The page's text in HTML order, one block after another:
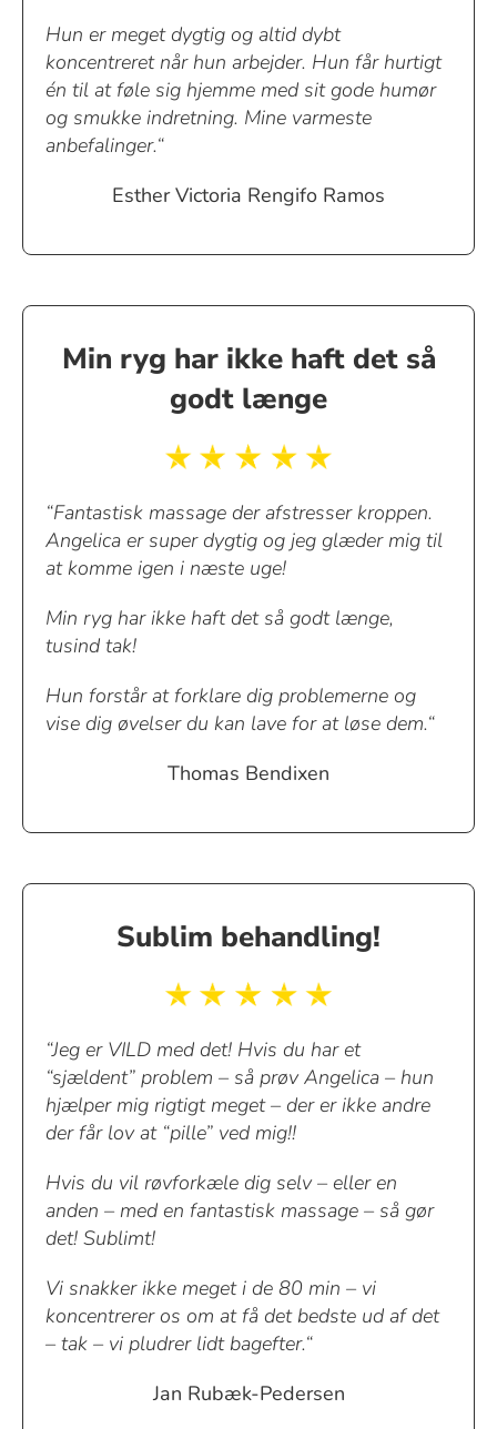
Hun er meget dygtig og altid dybt
koncentreret når hun arbejder. Hun får hurtigt
én til at føle sig hjemme med sit gode humør
og smukke indretning. Mine varmeste
anbefalinger.“
Esther Victoria Rengifo Ramos
Min ryg har ikke haft det så
godt længe
“Fantastisk massage der afstresser kroppen.
Angelica er super dygtig og jeg glæder mig til
at komme igen i næste uge!
Min ryg har ikke haft det så godt længe,
tusind tak!
Hun forstår at forklare dig problemerne og
vise dig øvelser du kan lave for at løse dem.“
Thomas Bendixen
Sublim behandling!
“Jeg er VILD med det! Hvis du har et
“sjældent” problem – så prøv Angelica – hun
hjælper mig rigtigt meget – der er ikke andre
der får lov at “pille” ved mig!!
Hvis du vil røvforkæle dig selv – eller en
anden – med en fantastisk massage – så gør
det! Sublimt!
Vi snakker ikke meget i de 80 min – vi
koncentrerer os om at få det bedste ud af det
– tak – vi pludrer lidt bagefter.“
Jan Rubæk-Pedersen